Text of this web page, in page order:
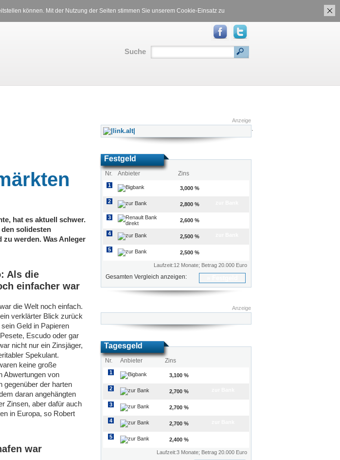
können. Mit der Nutzung der Seiten stimmen Sie unserem Cookie-Einsatz zu
Suche
hat es aktuell schwer.
solidesten
werden. Was Anleger
Als die
einfacher war
die Welt noch einfach.
verklärter Blick zurück
Geld in Papieren
Escudo oder gar
nicht nur ein Zinsjäger,
Spekulant.
keine große
Abwertungen von
gegenüber der harten
daran angehängten
Zinsen, aber dafür auch
in Europa, so Robert
war
Anzeige
Festgeld
Nr. Anbieter Zins
1 3,000 %
2 2,800 %
3 2,600 %
4 2,500 %
5 2,500 %
Laufzeit:12 Monate; Betrag 20.000 Euro
Gesamten Vergleich anzeigen:
Anzeige
Tagesgeld
Nr. Anbieter Zins
1 3,100 %
2 2,700 %
3 2,700 %
4 2,700 %
5 2,400 %
Laufzeit:3 Monate; Betrag 20.000 Euro
.